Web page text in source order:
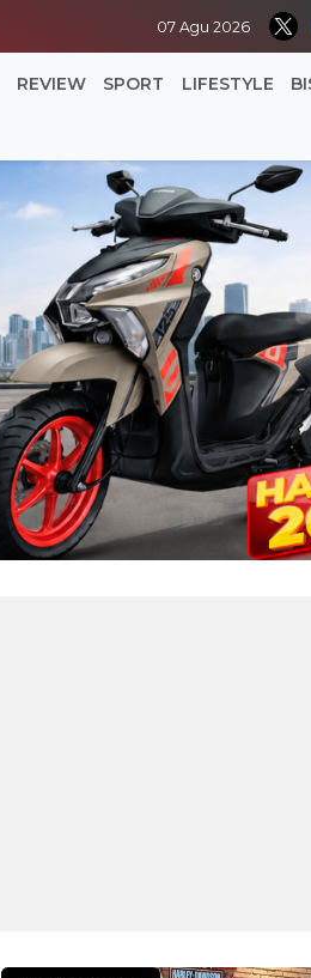
07 Agu 2026
REVIEW SPORT LIFESTYLE